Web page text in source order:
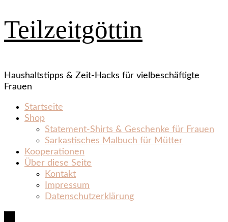
Teilzeitgöttin
Haushaltstipps & Zeit‑Hacks für vielbeschäftigte
Frauen
Startseite
Shop
Statement‑Shirts & Geschenke für Frauen
Sarkastisches Malbuch für Mütter
Kooperationen
Über diese Seite
Kontakt
Impressum
Datenschutzerklärung